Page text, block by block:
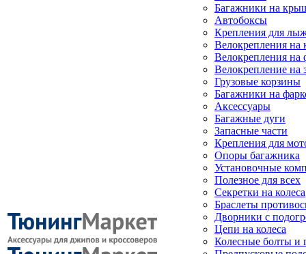
Багажники на
Автобоксы
Крепления для
Велокрепления
Велокрепления на
Велокрепление на
Грузовые корзины
Багажники на
Аксессуары
Багажные дуги
Запасные части
Крепления для
Опоры багажника
Установочные
Полезное для всех
Секретки на колеса
Браслеты
Дворники с
Цепи на колеса
Колесные болты и